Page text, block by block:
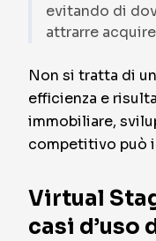
evitando di
attrarre
Non si tratta di
efficienza e
immobiliare,
competitivo può
Virtual
casi d’uso